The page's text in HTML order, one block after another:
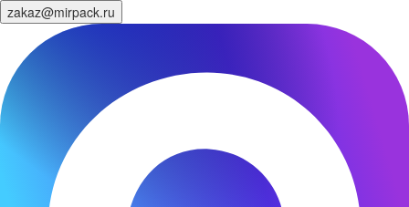
zakaz@mirpack.ru